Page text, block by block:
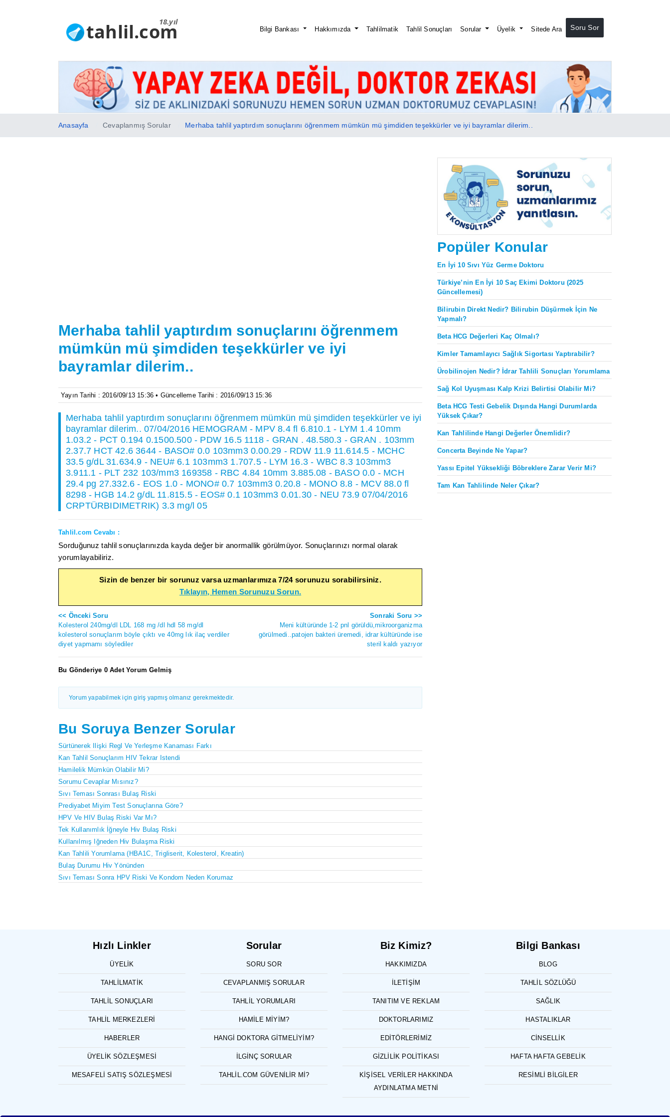
18.yıl
tahlil.com Bilgi Bankası Hakkımızda Tahlilmatik Tahlil Sonuçları Sorular Üyelik Sitede Ara Soru Sor
Anasayfa Cevaplanmış Sorular Merhaba tahlil yaptırdım sonuçlarını öğrenmem mümkün mü şimdiden teşekkürler ve iyi bayramlar dilerim..
Merhaba tahlil yaptırdım sonuçlarını öğrenmem
mümkün mü şimdiden teşekkürler ve iyi
bayramlar dilerim..
Yayın Tarihi : 2016/09/13 15:36 • Güncelleme Tarihi : 2016/09/13 15:36
Merhaba tahlil yaptırdım sonuçlarını öğrenmem mümkün mü şimdiden teşekkürler ve iyi
bayramlar dilerim.. 07/04/2016 HEMOGRAM - MPV 8.4 fl 6.810.1 - LYM 1.4 10mm
1.03.2 - PCT 0.194 0.1500.500 - PDW 16.5 1118 - GRAN . 48.580.3 - GRAN . 103mm
2.37.7 HCT 42.6 3644 - BASO# 0.0 103mm3 0.00.29 - RDW 11.9 11.614.5 - MCHC
33.5 g/dL 31.634.9 - NEU# 6.1 103mm3 1.707.5 - LYM 16.3 - WBC 8.3 103mm3
3.911.1 - PLT 232 103/mm3 169358 - RBC 4.84 10mm 3.885.08 - BASO 0.0 - MCH
29.4 pg 27.332.6 - EOS 1.0 - MONO# 0.7 103mm3 0.20.8 - MONO 8.8 - MCV 88.0 fl
8298 - HGB 14.2 g/dL 11.815.5 - EOS# 0.1 103mm3 0.01.30 - NEU 73.9 07/04/2016
CRPTÜRBIDIMETRIK) 3.3 mg/l 05
Tahlil.com Cevabı :
Sorduğunuz tahlil sonuçlarınızda kayda değer bir anormallik görülmüyor. Sonuçlarınızı normal olarak
yorumlayabiliriz.
Sizin de benzer bir sorunuz varsa uzmanlarımıza 7/24 sorunuzu sorabilirsiniz.
Tıklayın, Hemen Sorunuzu Sorun.
<< Önceki Soru
Kolesterol 240mg/dl LDL 168 mg /dl hdl 58 mg/dl
kolesterol sonuçlarım böyle çıktı ve 40mg lık ilaç verdiler
diyet yapmamı söylediler
Sonraki Soru >>
Meni kültüründe 1-2 pnl görüldü,mikroorganizma
görülmedi..patojen bakteri üremedi, idrar kültüründe ise
steril kaldı yazıyor
Bu Gönderiye 0 Adet Yorum Gelmiş
Yorum yapabilmek için giriş yapmış olmanız gerekmektedir.
Bu Soruya Benzer Sorular
Sürtünerek Ilişki Regl Ve Yerleşme Kanaması Farkı
Kan Tahlil Sonuçlarım HIV Tekrar Istendi
Hamilelik Mümkün Olabilir Mi?
Sorumu Cevaplar Mısınız?
Sıvı Teması Sonrası Bulaş Riski
Prediyabet Miyim Test Sonuçlarına Göre?
HPV Ve HIV Bulaş Riski Var Mı?
Tek Kullanımlık İğneyle Hiv Bulaş Riski
Kullanılmış Iğneden Hiv Bulaşma Riski
Kan Tahlili Yorumlama (HBA1C, Trigliserit, Kolesterol, Kreatin)
Bulaş Durumu Hiv Yönünden
Sıvı Teması Sonra HPV Riski Ve Kondom Neden Korumaz
Popüler Konular
En İyi 10 Sıvı Yüz Germe Doktoru
Türkiye’nin En İyi 10 Saç Ekimi Doktoru (2025
Güncellemesi)
Bilirubin Direkt Nedir? Bilirubin Düşürmek İçin Ne
Yapmalı?
Beta HCG Değerleri Kaç Olmalı?
Kimler Tamamlayıcı Sağlık Sigortası Yaptırabilir?
Ürobilinojen Nedir? İdrar Tahlili Sonuçları Yorumlama
Sağ Kol Uyuşması Kalp Krizi Belirtisi Olabilir Mi?
Beta HCG Testi Gebelik Dışında Hangi Durumlarda
Yüksek Çıkar?
Kan Tahlilinde Hangi Değerler Önemlidir?
Concerta Beyinde Ne Yapar?
Yassı Epitel Yüksekliği Böbreklere Zarar Verir Mi?
Tam Kan Tahlilinde Neler Çıkar?
Hızlı Linkler
ÜYELIK
TAHLILMATIK
TAHLIL SONUÇLARI
TAHLIL MERKEZLERI
HABERLER
ÜYELIK SÖZLEŞMESI
MESAFELI SATIŞ SÖZLEŞMESI
Sorular
SORU SOR
CEVAPLANMIŞ SORULAR
TAHLIL YORUMLARI
HAMILE MIYIM?
HANGI DOKTORA GITMELIYIM?
İLGINÇ SORULAR
TAHLIL.COM GÜVENILIR MI?
Biz Kimiz?
HAKKIMIZDA
İLETIŞIM
TANITIM VE REKLAM
DOKTORLARIMIZ
EDITÖRLERIMIZ
GIZLILIK POLITIKASI
KIŞISEL VERILER HAKKINDA
AYDINLATMA METNI
Bilgi Bankası
BLOG
TAHLIL SÖZLÜĞÜ
SAĞLIK
HASTALIKLAR
CINSELLIK
HAFTA HAFTA GEBELIK
RESIMLI BILGILER